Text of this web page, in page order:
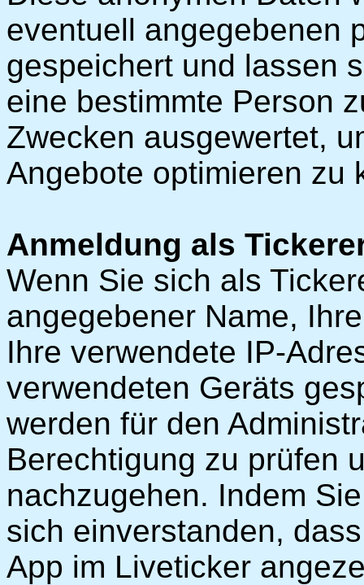
eventuell angegebenen
gespeichert und lassen
eine bestimmte Person
Zwecken ausgewertet,
Angebote optimieren zu
Anmeldung als
Wenn Sie sich als
angegebener Name,
Ihre verwendete IP-
verwendeten Geräts
werden für den
Berechtigung zu prüfen
nachzugehen. Indem
sich einverstanden,
App im Liveticker